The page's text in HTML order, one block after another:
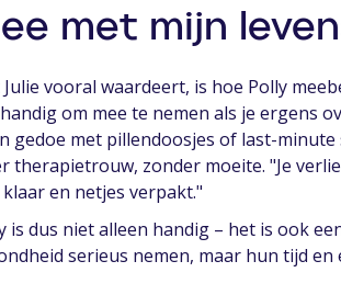
met mijn
Julie vooral waardeert, is hoe Polly
om mee te nemen als je ergens
gedoe met pillendoosjes of last-
therapietrouw, zonder moeite. "Je
klaar en netjes verpakt."
is dus niet alleen handig – het is ook
serieus nemen, maar hun tijd